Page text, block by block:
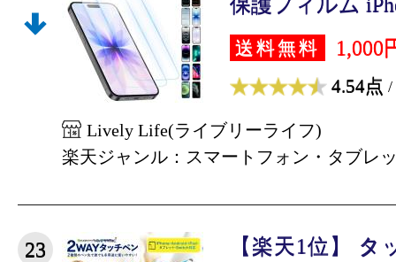
送料無料 1,000
4.54点 /
Lively Life(ライブリーライフ)
楽天ジャンル：スマートフォン・タブレ
23
【楽天1位】